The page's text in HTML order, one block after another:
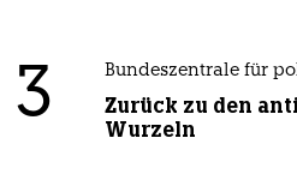
3 Bundeszentrale für
Zurück zu den
Wurzeln